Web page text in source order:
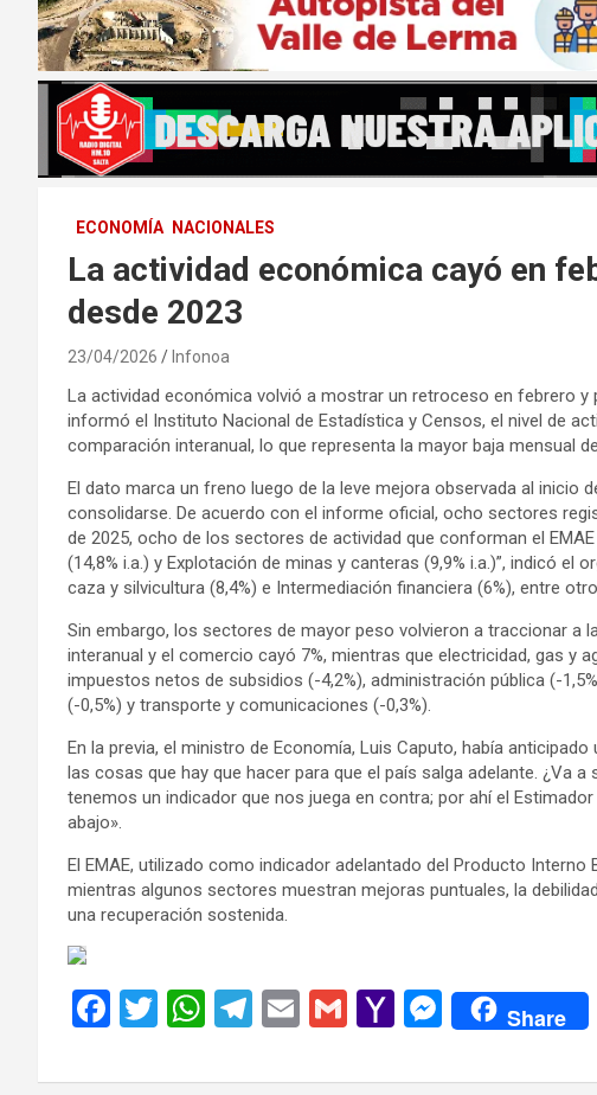
ECONOMÍA NACIONALES
La actividad económica cayó en
desde 2023
23/04/2026 Infonoa
La actividad económica volvió a mostrar un retroceso en febrero
informó el Instituto Nacional de Estadística y Censos, el nivel de
comparación interanual, lo que representa la mayor baja mensual
El dato marca un freno luego de la leve mejora observada al inicio
consolidarse. De acuerdo con el informe oficial, ocho sectores
de 2025, ocho de los sectores de actividad que conforman el
(14,8% i.a.) y Explotación de minas y canteras (9,9% i.a.)”, indicó el
caza y silvicultura (8,4%) e Intermediación financiera (6%), entre
Sin embargo, los sectores de mayor peso volvieron a traccionar a
interanual y el comercio cayó 7%, mientras que electricidad, gas y
impuestos netos de subsidios (-4,2%), administración pública (-
(-0,5%) y transporte y comunicaciones (-0,3%).
En la previa, el ministro de Economía, Luis Caputo, había
las cosas que hay que hacer para que el país salga adelante. ¿Va
tenemos un indicador que nos juega en contra; por ahí el
abajo».
El EMAE, utilizado como indicador adelantado del Producto Interno
mientras algunos sectores muestran mejoras puntuales, la
una recuperación sostenida.
F
ce
T
tt
W
at
T
e
E
ail
G
ail
Y
h
M
se
Share